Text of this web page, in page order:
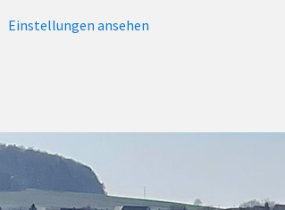
Einstellungen ansehen